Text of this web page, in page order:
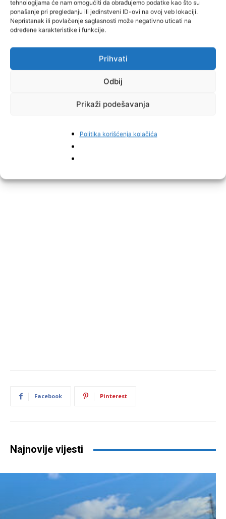
tehnologijama će nam omogućiti da obrađujemo podatke kao što su
ponašanje pri pregledanju ili jedinstveni ID-ovi na ovoj veb lokaciji.
Nepristanak ili povlačenje saglasnosti može negativno uticati na
određene karakteristike i funkcije.
Prihvati
Odbij
Prikaži podešavanja
Politika korišćenja kolačića
Interaktivna radionica II: Dizajnirajmo optimalan sistem prodaje i
distribicije na stranom tržištu
partnere i goste s ciljem da se učesnicima i njihovim kompanijama
pruži najveća dodana poslovna vrijednost.
PIT WinDoor 2024
bravaria@bravaria.ba
Facebook Pinterest
Najnovije vijesti